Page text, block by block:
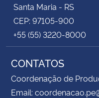
Santa Maria - RS
CEP: 97105-900
+55 (55) 3220-8000
CONTATOS
Coordenação de
Email: